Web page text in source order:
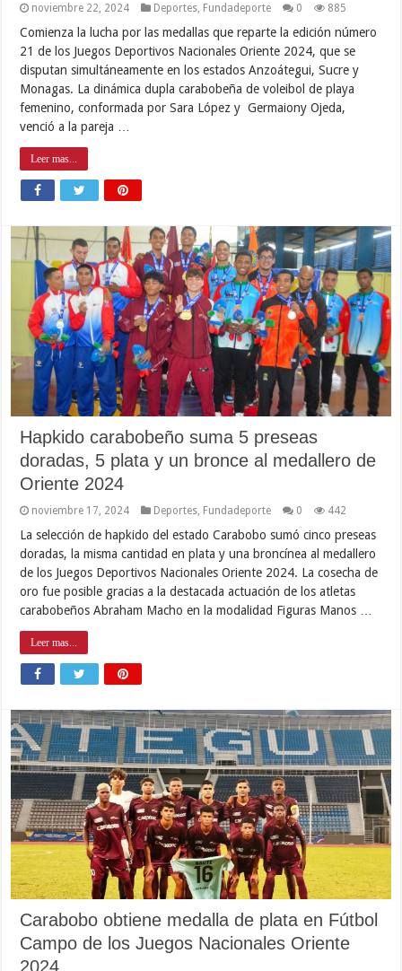
noviembre 22, 2024 Deportes Fundadeporte 0 885
Comienza la lucha por las medallas que reparte la edición número
21 de los Juegos Deportivos Nacionales Oriente 2024, que se
disputan simultáneamente en los estados Anzoátegui, Sucre y
Monagas. La dinámica dupla carabobeña de voleibol de playa
femenino, conformada por Sara López y Germaiony Ojeda,
venció a la pareja …
Leer mas...
Hapkido carabobeño suma 5 preseas
doradas, 5 plata y un bronce al medallero de
Oriente 2024
noviembre 17, 2024 Deportes Fundadeporte 0 442
La selección de hapkido del estado Carabobo sumó cinco preseas
doradas, la misma cantidad en plata y una broncínea al medallero
de los Juegos Deportivos Nacionales Oriente 2024. La cosecha de
oro fue posible gracias a la destacada actuación de los atletas
carabobeños Abraham Macho en la modalidad Figuras Manos …
Leer mas...
Carabobo obtiene medalla de plata en Fútbol
Campo de los Juegos Nacionales Oriente
2024